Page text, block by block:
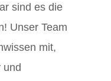
sind es die
Unser Team
mit,
und